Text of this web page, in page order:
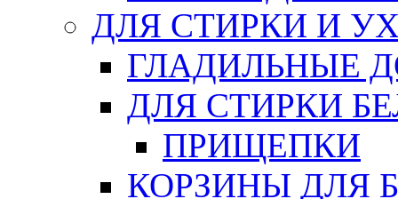
ДЛЯ СТИРКИ И
ГЛАДИЛЬНЫЕ
ДЛЯ СТИРКИ
ПРИЩЕПКИ
КОРЗИНЫ ДЛЯ